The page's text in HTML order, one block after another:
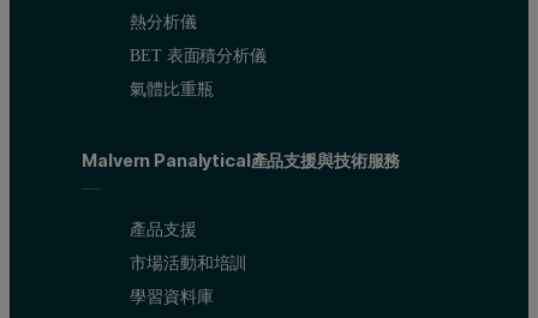
熱分析儀
BET 表面積分析儀
氣體比重瓶
Malvern Panalytical產品支援與技術服務
產品支援
市場活動和培訓
學習資料庫